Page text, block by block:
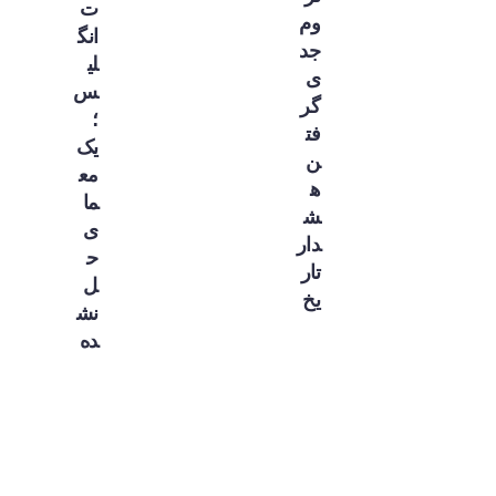
وم
جد
ی
گر
فت
ن
ه
ش
دار
تار
یخ
ت
انگ
لی
س
؛
یک
مع
ما
ی
ح
ل
نش
ده